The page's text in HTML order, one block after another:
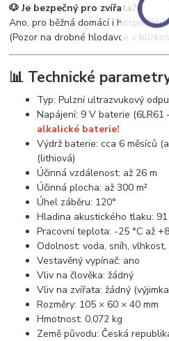
🐶 Je bezpečný pro zvířata?
Ano, pro běžná domácí i
(Pozor na drobné hlodavce v
📊 Technické
Typ: Pulzní ultrazvukový
Napájení: 9 V baterie (6LR61
alkalické baterie!
Výdrž baterie: cca 6 měsíců
(lithiová)
Účinná vzdálenost: až 26 m
Účinná plocha: až 300 m²
Úhel záběru: 120°
Hladina akustického tlaku: 91
Pracovní teplota: -25 °C až
Odolnost: voda, sníh, vlhkost,
Vestavěný vypínač: ano
Vliv na člověka: žádný
Vliv na zvířata: žádný
Rozměry: 105 × 60 × 40 mm
Hmotnost: 0,072 kg
Země původu: Česká